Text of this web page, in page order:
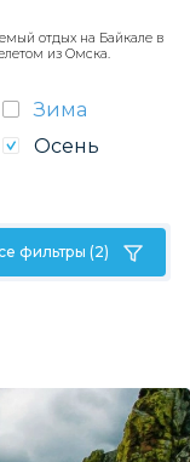
отдых на Байкале в
из Омска.
Зима
Осень
фильтры (2)